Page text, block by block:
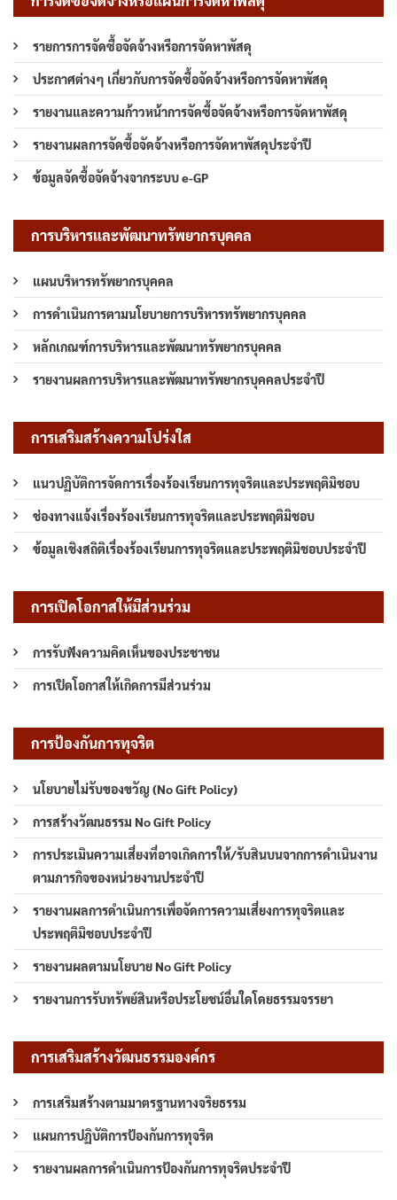
รายการการจัดซื้อจัดจ้างหรือการจัดหาพัสดุ
ประกาศต่างๆ เกี่ยวกับการจัดซื้อจัดจ้างหรือการจัดหาพัสดุ
รายงานและความก้าวหน้าการจัดซื้อจัดจ้างหรือการจัดหาพัสดุ
รายงานผลการจัดซื้อจัดจ้างหรือการจัดหาพัสดุประจำปี
ข้อมูลจัดซื้อจัดจ้างจากระบบ e-GP
การบริหารและพัฒนาทรัพยากรบุคคล
แผนบริหารทรัพยากรบุคคล
การดำเนินการตามนโยบายการบริหารทรัพยากรบุคคล
หลักเกณฑ์การบริหารและพัฒนาทรัพยากรบุคคล
รายงานผลการบริหารและพัฒนาทรัพยากรบุคคลประจำปี
การเสริมสร้างความโปร่งใส
แนวปฏิบัติการจัดการเรื่องร้องเรียนการทุจริตและประพฤติมิชอบ
ช่องทางแจ้งเรื่องร้องเรียนการทุจริตและประพฤติมิชอบ
ข้อมูลเชิงสถิติเรื่องร้องเรียนการทุจริตและประพฤติมิชอบประจำปี
การเปิดโอกาสให้มีส่วนร่วม
การรับฟังความคิดเห็นของประชาชน
การเปิดโอกาสให้เกิดการมีส่วนร่วม
การป้องกันการทุจริต
นโยบายไม่รับของขวัญ (No Gift Policy)
การสร้างวัฒนธรรม No Gift Policy
การประเมินความเสี่ยงที่อาจเกิดการให้/รับสินบนจากการดำเนินงาน
ตามภารกิจของหน่วยงานประจำปี
รายงานผลการดำเนินการเพื่อจัดการความเสี่ยงการทุจริตและ
ประพฤติมิชอบประจำปี
รายงานผลตามนโยบาย No Gift Policy
รายงานการรับทรัพย์สินหรือประโยชน์อื่นใดโดยธรรมจรรยา
การเสริมสร้างวัฒนธรรมองค์กร
การเสริมสร้างตามมาตรฐานทางจริยธรรม
แผนการปฏิบัติการป้องกันการทุจริต
รายงานผลการดำเนินการป้องกันการทุจริตประจำปี